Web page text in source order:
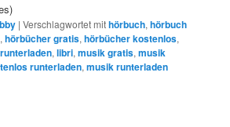
|Verschlagwortet mithörbuch,hörbuch
,hörbücher gratis,hörbücher kostenlos,
,libri,musik gratis,musik
runterladen,musik runterladen